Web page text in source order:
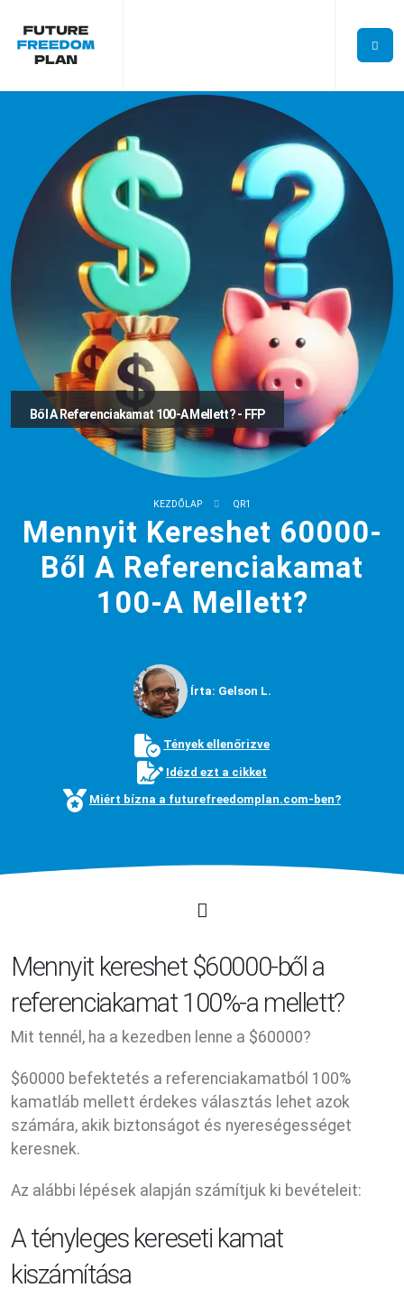
Ből A Referenciakamat 100-A Mellett? - FFP
KEZDŐLAP QR1
Mennyit Kereshet 60000-
Ből A Referenciakamat
100-A Mellett?
Írta: Gelson L.
Tények ellenőrizve
Idézd ezt a cikket
Miért bízna a futurefreedomplan.com-ben?
Mennyit kereshet $60000-ből a
referenciakamat 100%-a mellett?
Mit tennél, ha a kezedben lenne a $60000?
$60000 befektetés a referenciakamatból 100%
kamatláb mellett érdekes választás lehet azok
számára, akik biztonságot és nyereségességet
keresnek.
Az alábbi lépések alapján számítjuk ki bevételeit:
A tényleges kereseti kamat
kiszámítása